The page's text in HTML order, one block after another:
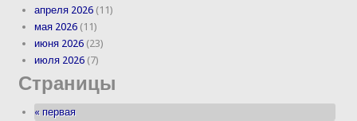
апреля 2026 (11)
мая 2026 (11)
июня 2026 (23)
июля 2026 (7)
Страницы
« первая